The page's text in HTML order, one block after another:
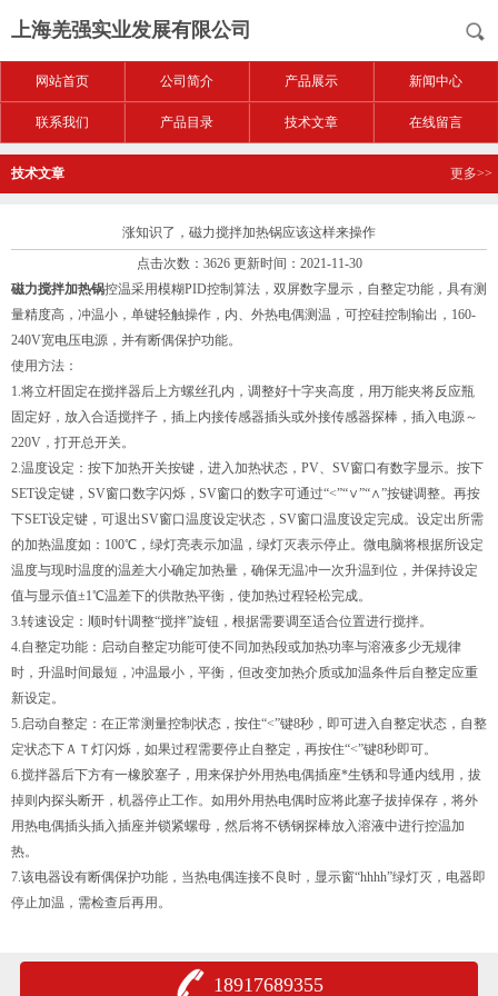
上海羌强实业发展有限公司
网站首页 公司简介 产品展示 新闻中心
联系我们 产品目录 技术文章 在线留言
技术文章 更多>>
涨知识了，磁力搅拌加热锅应该这样来操作
点击次数：3626 更新时间：2021-11-30
磁力搅拌加热锅控温采用模糊PID控制算法，双屏数字显示，自整定功能，具有测
量精度高，冲温小，单键轻触操作，内、外热电偶测温，可控硅控制输出，160-
240V宽电压电源，并有断偶保护功能。
使用方法：
1.将立杆固定在搅拌器后上方螺丝孔内，调整好十字夹高度，用万能夹将反应瓶
固定好，放入合适搅拌子，插上内接传感器插头或外接传感器探棒，插入电源～
220V，打开总开关。
2.温度设定：按下加热开关按键，进入加热状态，PV、SV窗口有数字显示。按下
SET设定键，SV窗口数字闪烁，SV窗口的数字可通过“<”“∨”“∧”按键调整。再按
下SET设定键，可退出SV窗口温度设定状态，SV窗口温度设定完成。设定出所需
的加热温度如：100℃，绿灯亮表示加温，绿灯灭表示停止。微电脑将根据所设定
温度与现时温度的温差大小确定加热量，确保无温冲一次升温到位，并保持设定
值与显示值±1℃温差下的供散热平衡，使加热过程轻松完成。
3.转速设定：顺时针调整“搅拌”旋钮，根据需要调至适合位置进行搅拌。
4.自整定功能：启动自整定功能可使不同加热段或加热功率与溶液多少无规律
时，升温时间最短，冲温最小，平衡，但改变加热介质或加温条件后自整定应重
新设定。
5.启动自整定：在正常测量控制状态，按住“<”键8秒，即可进入自整定状态，自整
定状态下ＡＴ灯闪烁，如果过程需要停止自整定，再按住“<”键8秒即可。
6.搅拌器后下方有一橡胶塞子，用来保护外用热电偶插座*生锈和导通内线用，拔
掉则内探头断开，机器停止工作。如用外用热电偶时应将此塞子拔掉保存，将外
用热电偶插头插入插座并锁紧螺母，然后将不锈钢探棒放入溶液中进行控温加
热。
7.该电器设有断偶保护功能，当热电偶连接不良时，显示窗“hhhh”绿灯灭，电器即
停止加温，需检查后再用。
18917689355